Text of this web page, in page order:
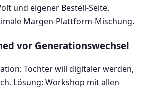
und eigener Bestell-Seite.
Margen-Plattform-Mischung.
vor Generationswechsel
Tochter will digitaler werden,
Lösung: Workshop mit allen